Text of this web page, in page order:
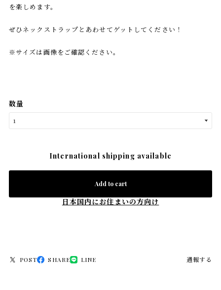
を楽しめます。
ぜひネックストラップとあわせてゲットしてください！
※サイズは画像をご確認ください。
数量
International shipping available
Add to cart
日本国内にお住まいの方向け
POST SHARE LINE 通報する